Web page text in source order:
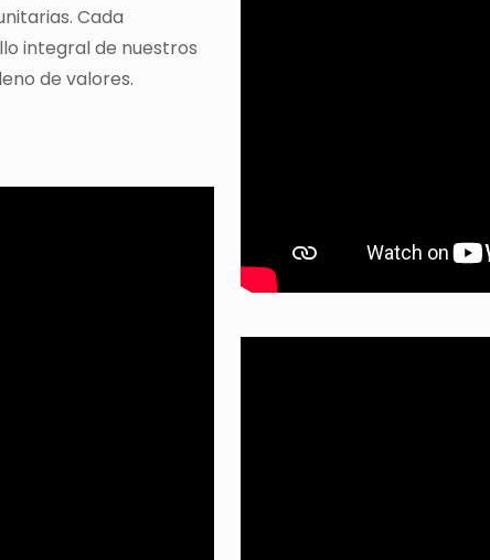
Cada
integral de nuestros
de valores.